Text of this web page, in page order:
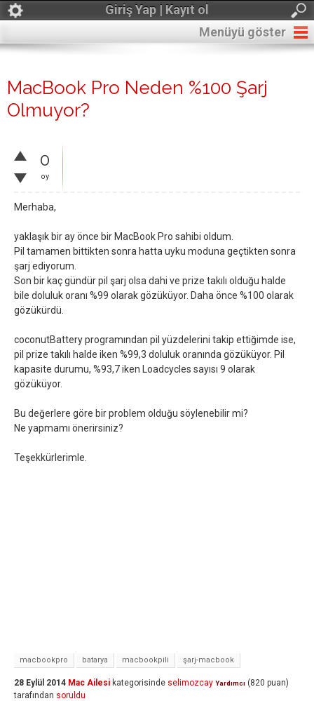
Giriş Yap | Kayıt ol
Menüyü göster
MacBook Pro Neden %100 Şarj
Olmuyor?
0
oy
Merhaba,
yaklaşık bir ay önce bir MacBook Pro sahibi oldum.
Pil tamamen bittikten sonra hatta uyku moduna geçtikten sonra
şarj ediyorum.
Son bir kaç gündür pil şarj olsa dahi ve prize takılı olduğu halde
bile doluluk oranı %99 olarak gözüküyor. Daha önce %100 olarak
gözükürdü.
coconutBattery programından pil yüzdelerini takip ettiğimde ise,
pil prize takılı halde iken %99,3 doluluk oranında gözüküyor. Pil
kapasite durumu, %93,7 iken Loadcycles sayısı 9 olarak
gözüküyor.
Bu değerlere göre bir problem olduğu söylenebilir mi?
Ne yapmamı önerirsiniz?
Teşekkürlerimle.
macbookpro batarya macbookpili şarj-macbook
28 Eylül 2014 Mac Ailesi kategorisinde selimozcay Yardımcı (820 puan)
tarafından soruldu